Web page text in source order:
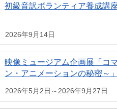
初級音訳ボランティア養成講
2026年9月14日
映像ミュージアム企画展「コ
ン・アニメーションの秘密～」
2026年5月2日～2026年9月27日